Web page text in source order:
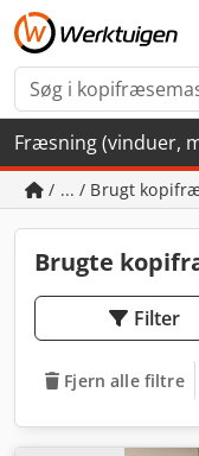
Fræsning (vinduer,
/ ... / Brugt
Brugte
Filter
Fjern alle filtre